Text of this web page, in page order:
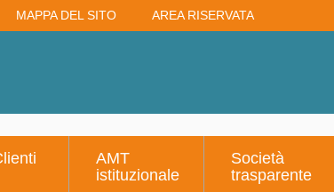
MAPPA DEL SITO AREA RISERVATA
AMT
istituzionale
Società
trasparente